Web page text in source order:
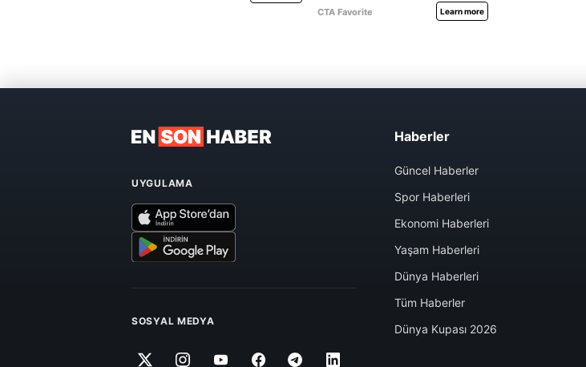
UYGULAMA
SOSYAL MEDYA
Haberler
Güncel Haberler
Spor Haberleri
Ekonomi Haberleri
Yaşam Haberleri
Dünya Haberleri
Tüm Haberler
Dünya Kupası 2026